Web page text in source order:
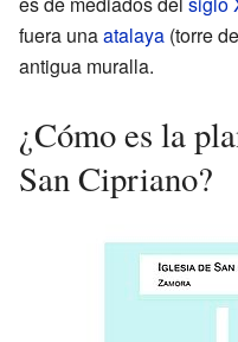
fuera unaatalaya (torre
antigua muralla.
¿Cómo es la
San Cipriano?